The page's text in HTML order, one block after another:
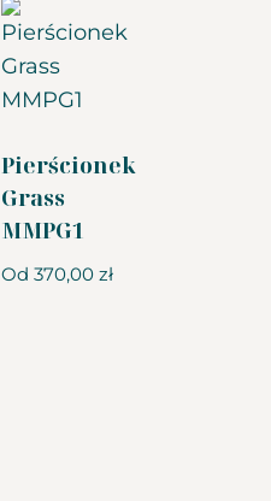
Pierścionek
Grass
MMPG1
Od 370,00 zł